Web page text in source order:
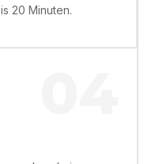
20 Minuten.